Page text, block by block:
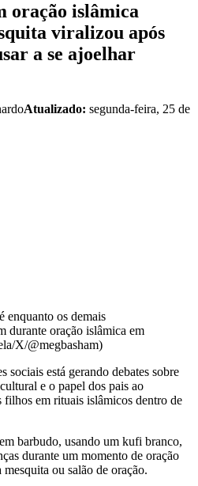
oração islâmica
viralizou após
a se ajoelhar
Atualizado: segunda-feira, 25 de
enquanto os demais
durante oração islâmica em
X/@megbasham)
sociais está gerando debates sobre
e o papel dos pais ao
filhos em rituais islâmicos dentro de
barbudo, usando um kufi branco,
durante um momento de oração
ou salão de oração.